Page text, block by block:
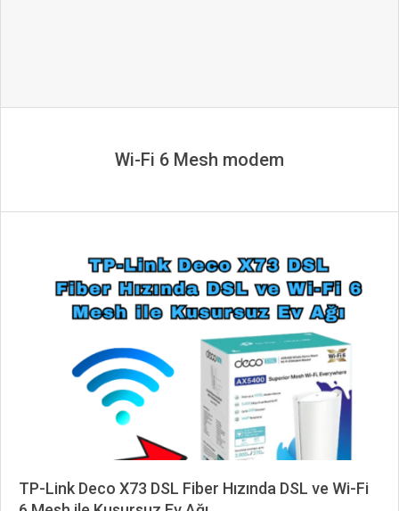
Wi-Fi 6 Mesh modem
TP-Link Deco X73 DSL Fiber Hızında DSL ve Wi-Fi